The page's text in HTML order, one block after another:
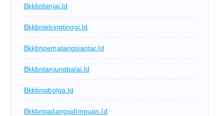
Bkkbnbinjai.id
Bkkbntebingtinggi.id
Bkkbnpematangsiantar.id
Bkkbntanjungbalai.id
Bkkbnsibolga.id
Bkkbnpadangsidimpuan.id